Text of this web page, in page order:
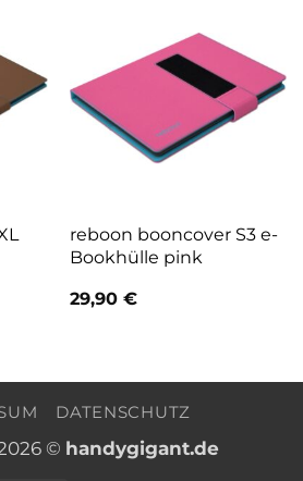
reboon booncover S3 e-
Bookhülle pink
29,90 €
DATENSCHUTZ
© handygigant.de